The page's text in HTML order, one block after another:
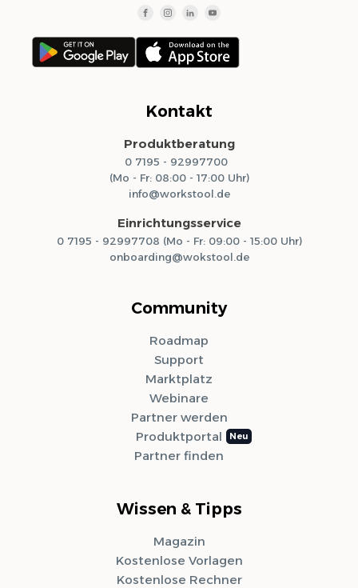
Kontakt
Produktberatung
0 7195 - 92997700
(Mo - Fr: 08:00 - 17:00 Uhr)
info@workstool.de
Einrichtungsservice
0 7195 - 92997708 (Mo - Fr: 09:00 - 15:00 Uhr)
onboarding@wokstool.de
Community
Roadmap
Support
Marktplatz
Webinare
Partner werden
Produktportal
Partner finden
Wissen & Tipps
Magazin
Kostenlose Vorlagen
Kostenlose Rechner